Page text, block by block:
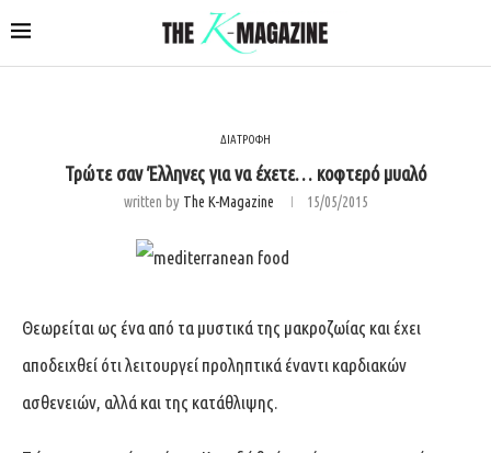
ΔΙΑΤΡΟΦΗ
Τρώτε σαν Έλληνες για να έχετε… κοφτερό μυαλό
written by The K-Magazine 15/05/2015
Θεωρείται ως ένα από τα μυστικά της μακροζωίας και έχει
αποδειχθεί ότι λειτουργεί προληπτικά έναντι καρδιακών
ασθενειών, αλλά και της κατάθλιψης.